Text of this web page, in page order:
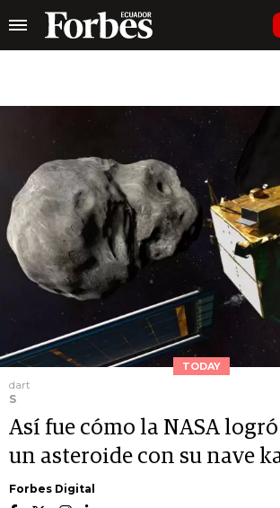
TODAY
dart
S
Así fue cómo la NASA
un asteroide con su nave
Forbes Digital